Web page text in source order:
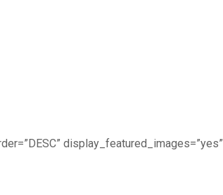
display_featured_images=”yes”